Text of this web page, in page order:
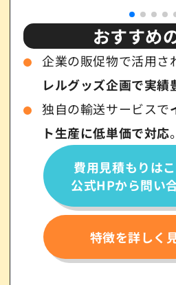
おすすめ
企業の販促物で活用さ
レルグッズ企画で実績
独自の輸送サービスで
ト生産に低単価で対応。
費用見積もりは
公式HPから問い
特徴を詳しく